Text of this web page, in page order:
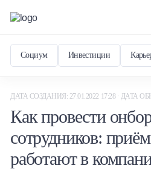
Социум Инвестиции
ДАТА СОЗДАНИЯ: 27.01.2022 17:28 · ДАТА
Как провести
сотрудников:
работают в